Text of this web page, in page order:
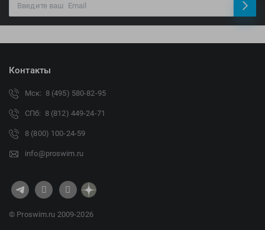
Контакты
Мск: 8 (495) 580-82-95
СПб: 8 (812) 449-24-71
8 (800) 100-24-59
info@proswim.ru
© Proswim.ru 2009-2026